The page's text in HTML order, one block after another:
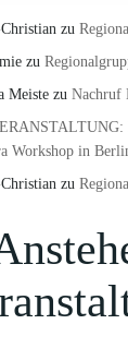
zu
zu
Meistezu Nachruf
Workshop in
zu